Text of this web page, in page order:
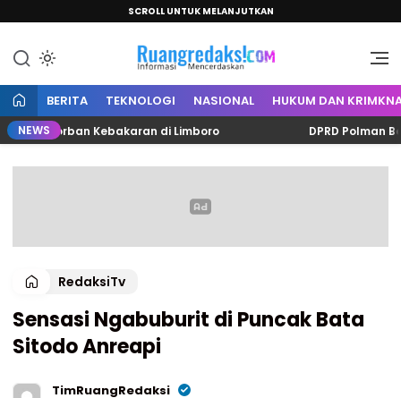
SCROLL UNTUK MELANJUTKAN
Ruang Redaksi
Informasi Mencerdaskan
BERITA TEKNOLOGI NASIONAL HUKUM DAN
NEWS
Korban Kebakaran di Limboro DPRD Polman
RedaksiTv
Sensasi Ngabuburit di Puncak Bata
Sitodo Anreapi
TimRuangRedaksi